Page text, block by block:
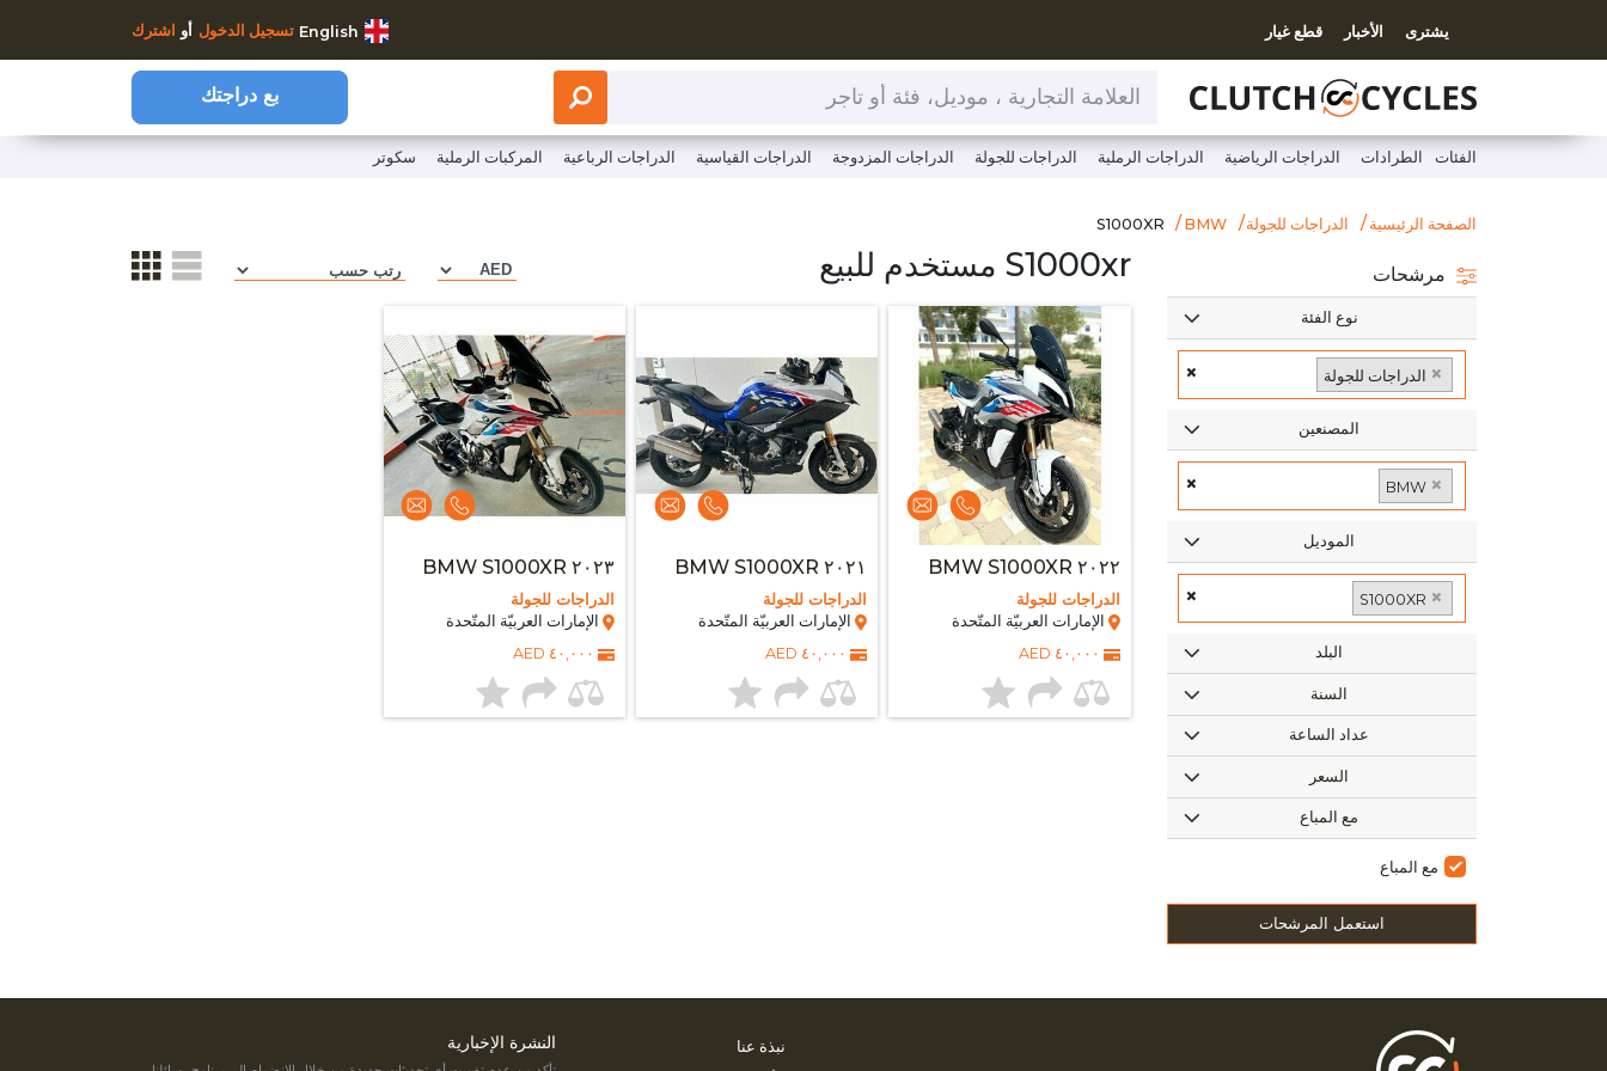
يشترى الأخبار قطع غيار English تسجيل الدخول أو اشترك
العلامة التجارية ، موديل، فئة أو تاجر بع دراجتك
الفئات الطرادات الدراجات الرياضية الدراجات الرملية الدراجات للجولة الدراجات المزدوجة الدراجات القياسية الدراجات الرباعية المركبات الرملية سكوتر
الصفحة الرئيسية الدراجات للجولة BMW
https://www.clutchcycles.com/ar/bikes/touring-bikes/touring-bikes/bmw/s1000xr
S1000XR
S1000XR
مرشحات
نوع الفئة
× × الدراجات للجولة
المصنعين
× ×
BMW
الموديل
× ×
البلد
السنة
عداد الساعة
السعر
مع المباع
مع المباع
استعمل المرشحات
S1000xr مستخدم للبيع
٢٠٢٢ BMW S1000XR
الدراجات للجولة
الإمارات العربيّة المتّحدة
٤٠,٠٠٠ AED
٢٠٢١ BMW S1000XR
الدراجات للجولة
الإمارات العربيّة المتّحدة
٤٠,٠٠٠ AED
٢٠٢٣ BMW S1000XR
الدراجات للجولة
الإمارات العربيّة المتّحدة
٤٠,٠٠٠ AED
نبذة عنا
النشرة الإخبارية